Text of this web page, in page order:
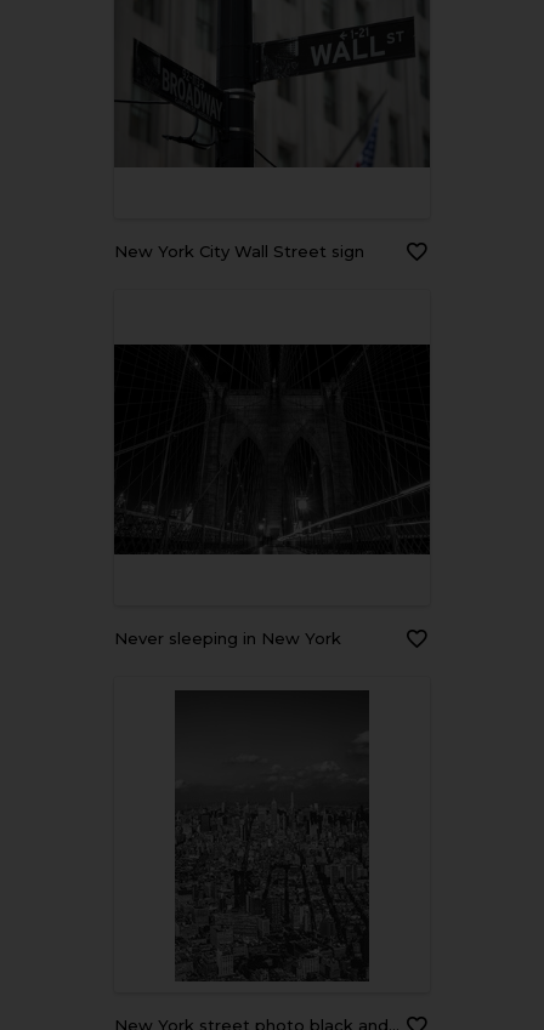
New York City Wall Street sign
Never sleeping in New York
New York street photo black and white